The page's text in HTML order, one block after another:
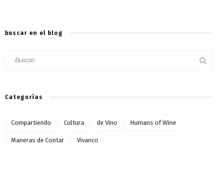
buscar en el blog
Categorías
Compartiendo Cultura de Vino Humans of Wine
Maneras de Contar Vivanco